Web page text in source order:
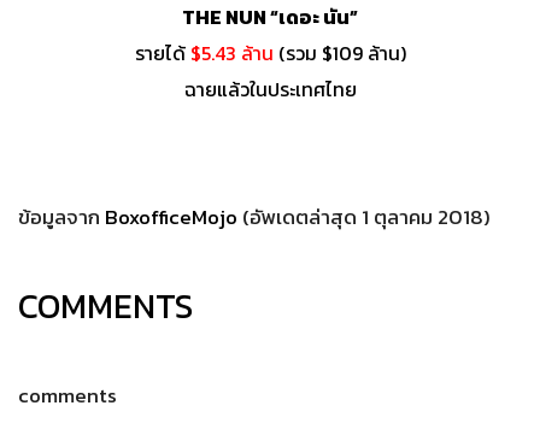
THE NUN “เดอะ นัน”
รายได้ $5.43 ล้าน (รวม $109 ล้าน)
ฉายแล้วในประเทศไทย
ข้อมูลจาก BoxofficeMojo (อัพเดตล่าสุด 1 ตุลาคม 2018)
COMMENTS
comments